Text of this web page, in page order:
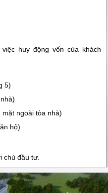
huy động vốn của khách
5)
mặt ngoài tòa nhà)
hộ)
chủ đầu tư.